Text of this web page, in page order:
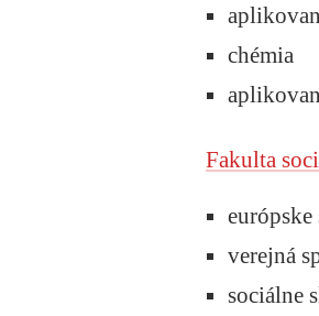
chémia
Fakulta
verejná
sociálne